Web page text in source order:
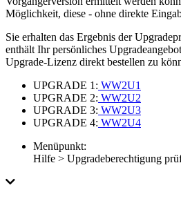
Möglichkeit, diese - ohne direkte
Sie erhalten das Ergebnis der
enthält Ihr persönliches
Upgrade-Lizenz direkt bestellen zu
UPGRADE 1: WW2U1
UPGRADE 2: WW2U2
UPGRADE 3: WW2U3
UPGRADE 4: WW2U4
Menüpunkt:
Hilfe > Upgradeberechtigung